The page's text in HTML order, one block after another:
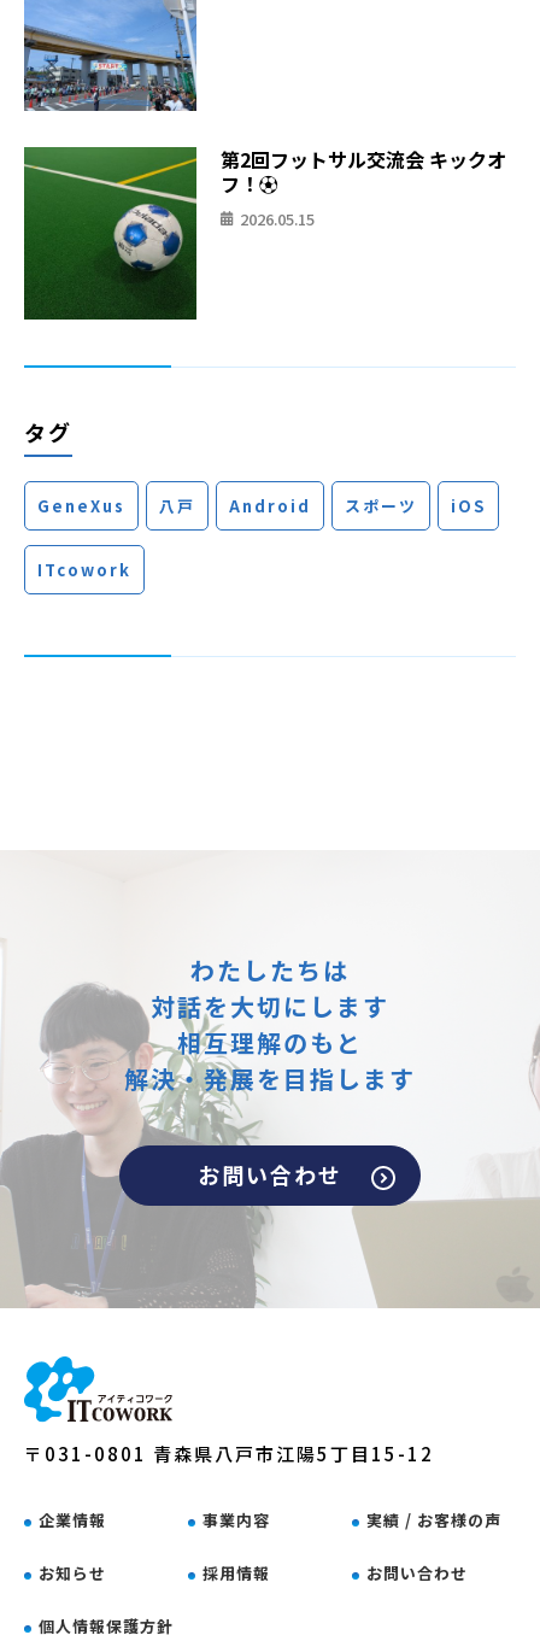
第2回フットサル交流会 キックオ
フ！⚽
2026.05.15
タグ
GeneXus 八戸 Android スポーツ iOS
ITcowork
わたしたちは
対話を大切にします
相互理解のもと
解決・発展を目指します
お問い合わせ
〒031-0801 青森県八戸市江陽5丁目15-12
企業情報 事業内容 実績 / お客様の声
お知らせ 採用情報 お問い合わせ
個人情報保護方針